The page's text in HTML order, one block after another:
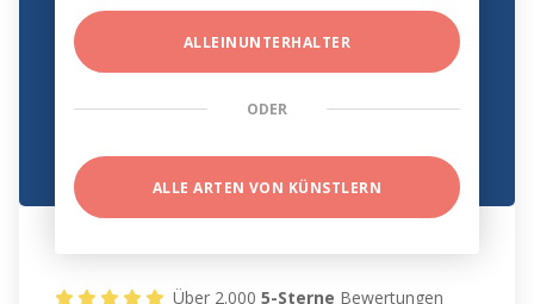
ALLEINUNTERHALTER
ODER
ALLE ARTEN VON KÜNSTLERN
Über 2.0005-Sterne Bewertungen